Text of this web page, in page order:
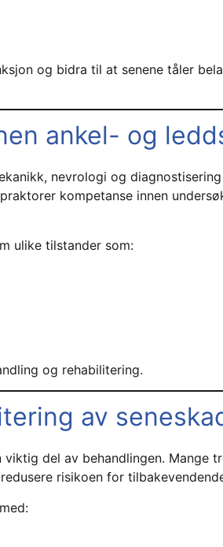
og bidra til at senene tåler
ankel- og
nevrologi og
kompetanse innen
ulike tilstander som:
og rehabilitering.
av
del av behandlingen. Mange
risikoen for